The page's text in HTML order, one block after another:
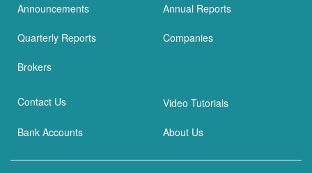
Announcements Annual Reports
Quarterly Reports Companies
Brokers
Contact Us Video Tutorials
Bank Accounts About Us